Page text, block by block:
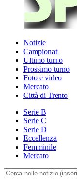
Notizie
Campionati
Ultimo turno
Prossimo turno
Foto e video
Mercato
Città di Trento
Serie B
Serie C
Serie D
Eccellenza
Femminile
Mercato